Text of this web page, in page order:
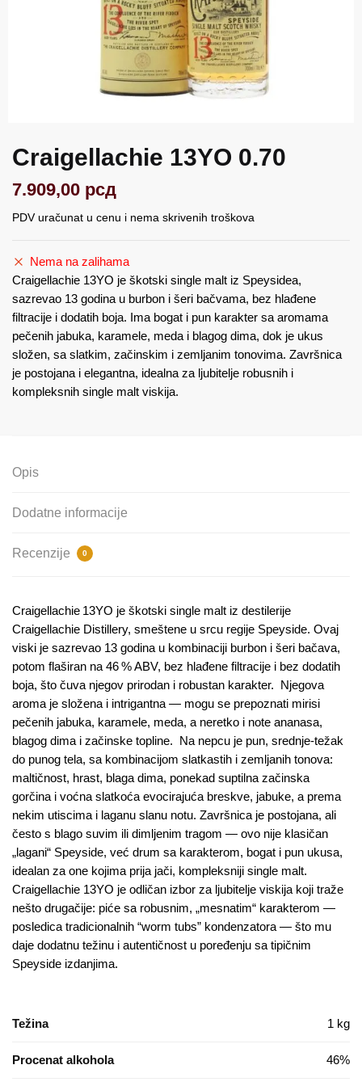
Craigellachie 13YO 0.70
7.909,00 рсд
PDV uračunat u cenu i nema skrivenih troškova
Nema na zalihama
Craigellachie 13YO je škotski single malt iz Speysidea,
sazrevao 13 godina u burbon i šeri bačvama, bez hlađene
filtracije i dodatih boja. Ima bogat i pun karakter sa aromama
pečenih jabuka, karamele, meda i blagog dima, dok je ukus
složen, sa slatkim, začinskim i zemljanim tonovima. Završnica
je postojana i elegantna, idealna za ljubitelje robusnih i
kompleksnih single malt viskija.
Opis
Dodatne informacije
Recenzije 0
Craigellachie 13YO je škotski single malt iz destilerije
Craigellachie Distillery, smeštene u srcu regije Speyside. Ovaj
viski je sazrevao 13 godina u kombinaciji burbon i šeri bačava,
potom flaširan na 46 % ABV, bez hlađene filtracije i bez dodatih
boja, što čuva njegov prirodan i robustan karakter. Njegova
aroma je složena i intrigantna — mogu se prepoznati mirisi
pečenih jabuka, karamele, meda, a neretko i note ananasa,
blagog dima i začinske topline. Na nepcu je pun, srednje‑težak
do punog tela, sa kombinacijom slatkastih i zemljanih tonova:
maltičnost, hrast, blaga dima, ponekad suptilna začinska
gorčina i voćna slatkoća evocirajuća breskve, jabuke, a prema
nekim utiscima i laganu slanu notu. Završnica je postojana, ali
često s blago suvim ili dimljenim tragom — ovo nije klasičan
„lagani“ Speyside, već drum sa karakterom, bogat i pun ukusa,
idealan za one kojima prija jači, kompleksniji single malt.
Craigellachie 13YO je odličan izbor za ljubitelje viskija koji traže
nešto drugačije: piće sa robusnim, „mesnatim“ karakterom —
posledica tradicionalnih “worm tubs” kondenzatora — što mu
daje dodatnu težinu i autentičnost u poređenju sa tipičnim
Speyside izdanjima.
Težina 1 kg
Procenat alkohola 46%